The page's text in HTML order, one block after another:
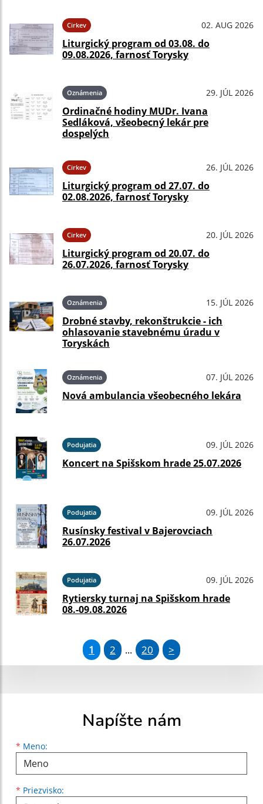
Cirkev 02. AUG 2026
Liturgický program od 03.08. do
09.08.2026, farnosť Torysky
Oznámenia 29. JÚL 2026
Ordinačné hodiny MUDr. Ivana
Sedláková, všeobecný lekár pre
dospelých
Cirkev 26. JÚL 2026
Liturgický program od 27.07. do
02.08.2026, farnosť Torysky
Cirkev 20. JÚL 2026
Liturgický program od 20.07. do
26.07.2026, farnosť Torysky
Oznámenia 15. JÚL 2026
Drobné stavby, rekonštrukcie - ich
ohlasovanie stavebnému úradu v
Toryskách
Oznámenia 07. JÚL 2026
Nová ambulancia všeobecného lekára
Podujatia 09. JÚL 2026
Koncert na Spišskom hrade 25.07.2026
Podujatia 09. JÚL 2026
Rusínsky festival v Bajerovciach
26.07.2026
Podujatia 09. JÚL 2026
Rytiersky turnaj na Spišskom hrade
08.-09.08.2026
1 2 ... 20 >
Napíšte nám
* Meno:
Meno
* Priezvisko:
Priezvisko
E-mailová adresa